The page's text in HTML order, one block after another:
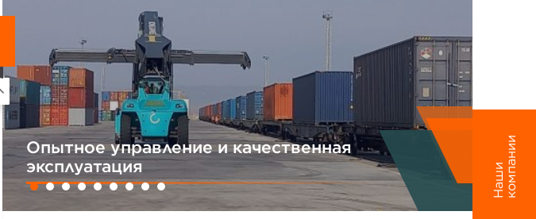
Опытное управление и качественная
эксплуатация
Н
а
ш
и
к
о
м
п
а
н
ии